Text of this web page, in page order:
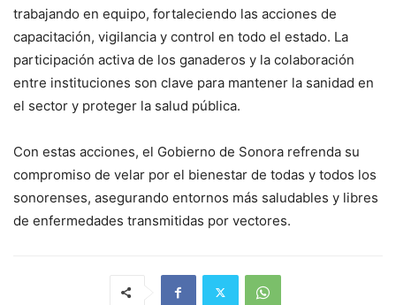
trabajando en equipo, fortaleciendo las acciones de
capacitación, vigilancia y control en todo el estado. La
participación activa de los ganaderos y la colaboración
entre instituciones son clave para mantener la sanidad en
el sector y proteger la salud pública.
Con estas acciones, el Gobierno de Sonora refrenda su
compromiso de velar por el bienestar de todas y todos los
sonorenses, asegurando entornos más saludables y libres
de enfermedades transmitidas por vectores.